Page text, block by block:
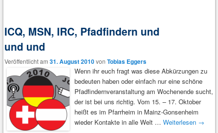
ICQ, MSN, IRC, Pfadfindern und
und und
Veröffentlicht am31. August 2010vonTobias Eggers
Wenn ihr euch fragt was diese Abkürzungen zu
bedeuten haben oder einfach nur eine schöne
Pfadfindernveranstaltung am Wochenende sucht,
der ist bei uns richtig. Vom 15. – 17. Oktober
heißt es im Pfarrheim in Mainz-Gonsenheim
wieder Kontakte in alle Welt …Weiterlesen →